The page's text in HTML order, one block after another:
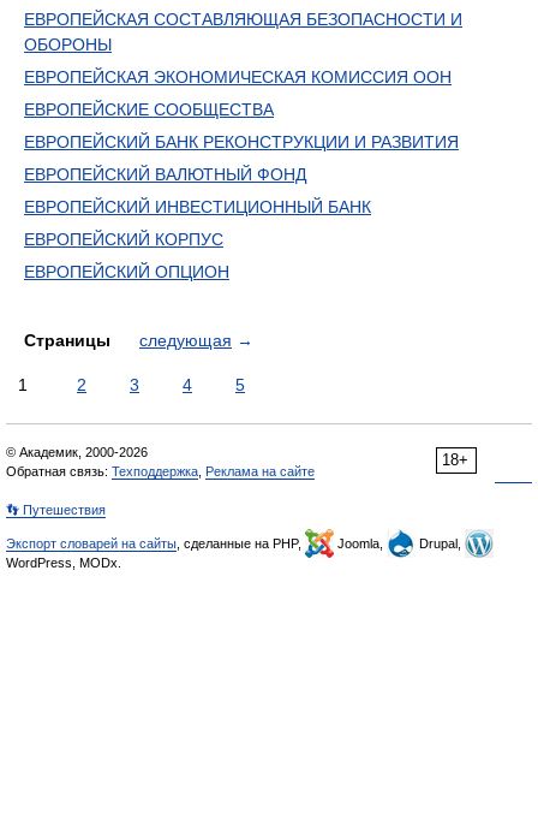
ЕВРОПЕЙСКАЯ СОСТАВЛЯЮЩАЯ БЕЗОПАСНОСТИ И
ОБОРОНЫ
ЕВРОПЕЙСКАЯ ЭКОНОМИЧЕСКАЯ КОМИССИЯ ООН
ЕВРОПЕЙСКИЕ СООБЩЕСТВА
ЕВРОПЕЙСКИЙ БАНК РЕКОНСТРУКЦИИ И РАЗВИТИЯ
ЕВРОПЕЙСКИЙ ВАЛЮТНЫЙ ФОНД
ЕВРОПЕЙСКИЙ ИНВЕСТИЦИОННЫЙ БАНК
ЕВРОПЕЙСКИЙ КОРПУС
ЕВРОПЕЙСКИЙ ОПЦИОН
Страницы следующая →
1 2 3 4 5
18+
© Академик, 2000-2026
Обратная связь: Техподдержка Реклама на сайте
👣 Путешествия
Экспорт словарей на сайты , сделанные на PHP, Joomla,
Drupal,
WordPress, MODx.